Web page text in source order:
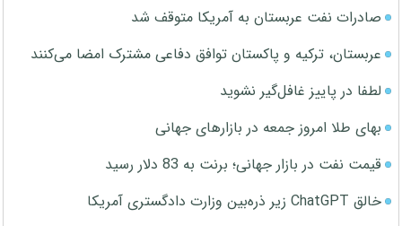
صادرات نفت عربستان به آمریکا متوقف شد
عربستان، ترکیه و پاکستان توافق دفاعی مشترک امضا می‌کنند
لطفا در پاییز غافل‌گیر نشوید
بهای طلا امروز جمعه در بازارهای جهانی
قیمت نفت در بازار جهانی؛ برنت به 83 دلار رسید
خالق ChatGPT زیر ذره‌بین وزارت دادگستری آمریکا